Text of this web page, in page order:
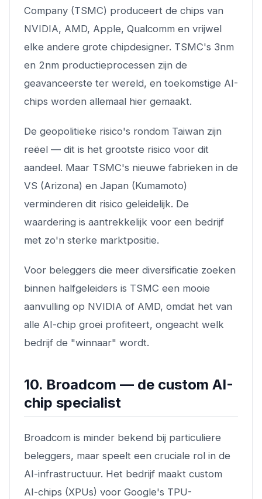
Company (TSMC) produceert de chips van
NVIDIA, AMD, Apple, Qualcomm en vrijwel
elke andere grote chipdesigner. TSMC's 3nm
en 2nm productieprocessen zijn de
geavanceerste ter wereld, en toekomstige AI-
chips worden allemaal hier gemaakt.
De geopolitieke risico's rondom Taiwan zijn
reëel — dit is het grootste risico voor dit
aandeel. Maar TSMC's nieuwe fabrieken in de
VS (Arizona) en Japan (Kumamoto)
verminderen dit risico geleidelijk. De
waardering is aantrekkelijk voor een bedrijf
met zo'n sterke marktpositie.
Voor beleggers die meer diversificatie zoeken
binnen halfgeleiders is TSMC een mooie
aanvulling op NVIDIA of AMD, omdat het van
alle AI-chip groei profiteert, ongeacht welk
bedrijf de "winnaar" wordt.
10. Broadcom — de custom AI-
chip specialist
Broadcom is minder bekend bij particuliere
beleggers, maar speelt een cruciale rol in de
AI-infrastructuur. Het bedrijf maakt custom
AI-chips (XPUs) voor Google's TPU-